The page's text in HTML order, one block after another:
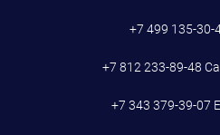
+7 499 135-30-
+7 812 233-89-48
+7 343 379-39-07